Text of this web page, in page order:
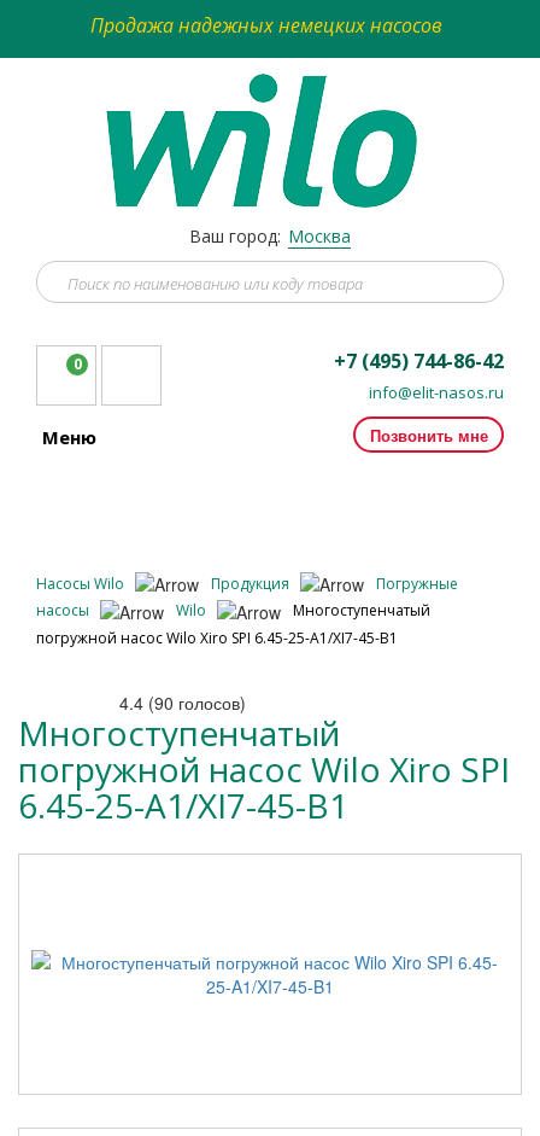
Продажа надежных немецких насосов
Ваш город: Москва
0 +7 (495) 744-86-42
info@elit-nasos.ru
Позвонить мне
Меню
Насосы Wilo Продукция
Погружные
насосы
Wilo
Многоступенчатый
погружной насос Wilo Xiro SPI 6.45-25-A1/XI7-45-B1
4.4 (90 голосов)
Многоступенчатый
погружной насос Wilo Xiro SPI
6.45-25-A1/XI7-45-B1